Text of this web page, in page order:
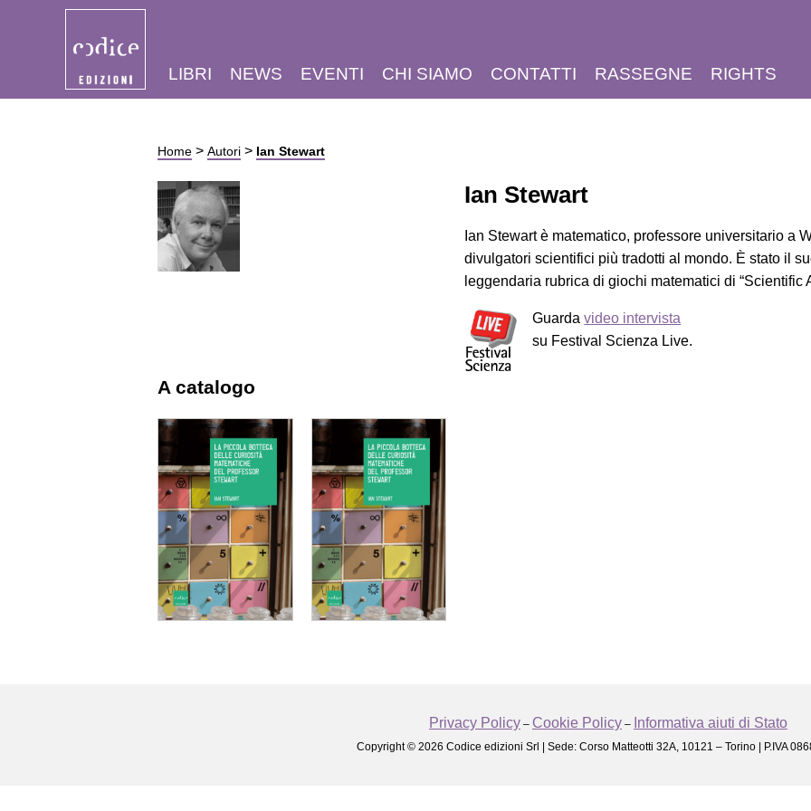
LIBRI NEWS EVENTI CHI SIAMO CONTATTI RASSEGNE RIGHTS
Home> Autori> Ian Stewart
Ian Stewart
Ian Stewart è matematico, professore universitario a
divulgatori scientifici più tradotti al mondo. È stato il
leggendaria rubrica di giochi matematici di “Scientific
Guardavideo intervista
su Festival Scienza Live.
A catalogo
Privacy Policy – Cookie Policy – Informativa aiuti di Stato
Copyright © 2026 Codice edizioni Srl | Sede: Corso Matteotti 32A, 10121 – Torino | P.IVA